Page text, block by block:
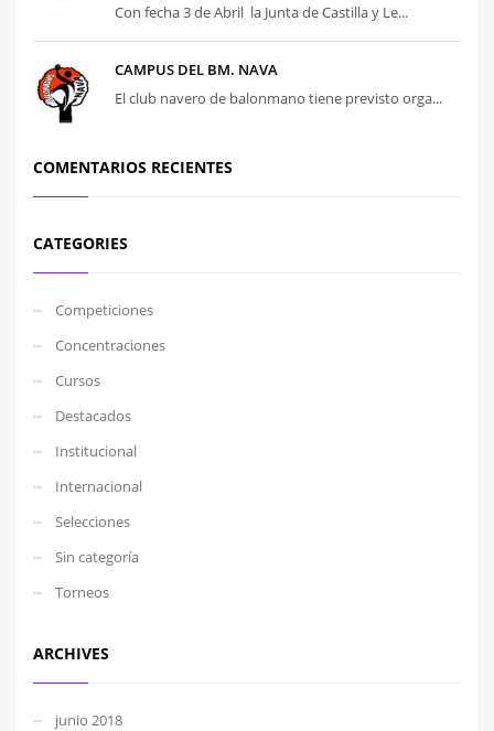
Con fecha 3 de Abril la Junta de Castilla y Le...
CAMPUS DEL BM. NAVA
El club navero de balonmano tiene previsto orga...
COMENTARIOS RECIENTES
CATEGORIES
Competiciones
Concentraciones
Cursos
Destacados
Institucional
Internacional
Selecciones
Sin categoría
Torneos
ARCHIVES
junio 2018